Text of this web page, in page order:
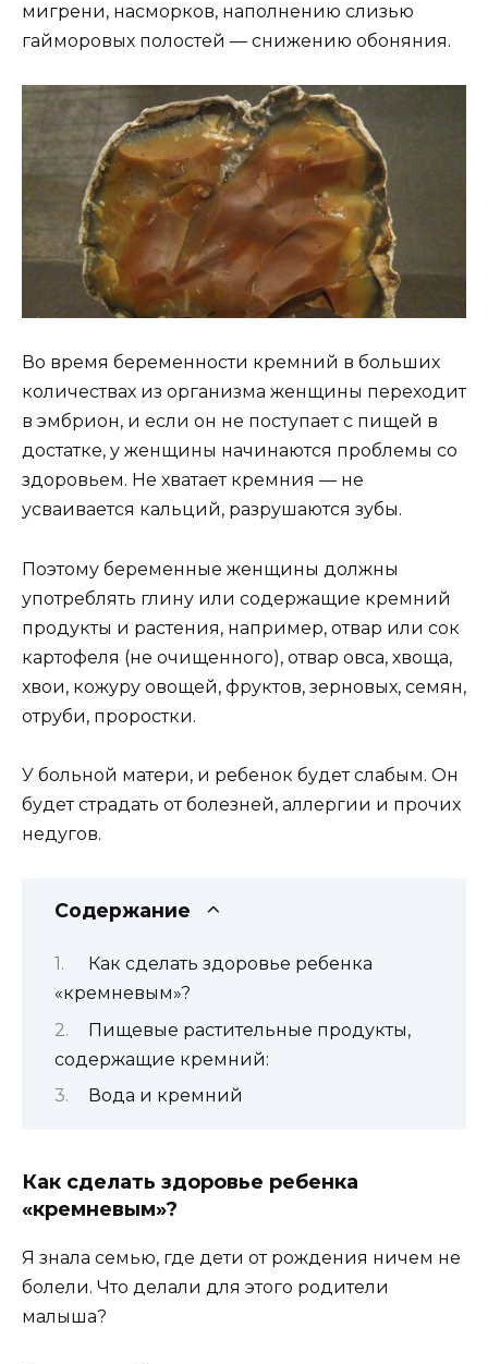
мигрени, насморков, наполнению слизью
гайморовых полостей — снижению обоняния.
Во время беременности кремний в больших
количествах из организма женщины переходит
в эмбрион, и если он не поступает с пищей в
достатке, у женщины начинаются проблемы со
здоровьем. Не хватает кремния — не
усваивается кальций, разрушаются зубы.
Поэтому беременные женщины должны
употреблять глину или содержащие кремний
продукты и растения, например, отвар или сок
картофеля (не очищенного), отвар овса, хвоща,
хвои, кожуру овощей, фруктов, зерновых, семян,
отруби, проростки.
У больной матери, и ребенок будет слабым. Он
будет страдать от болезней, аллергии и прочих
недугов.
Содержание
Как сделать здоровье ребенка
«кремневым»?
Пищевые растительные продукты,
содержащие кремний:
Вода и кремний
Как сделать здоровье ребенка
«кремневым»?
Я знала семью, где дети от рождения ничем не
болели. Что делали для этого родители
малыша?